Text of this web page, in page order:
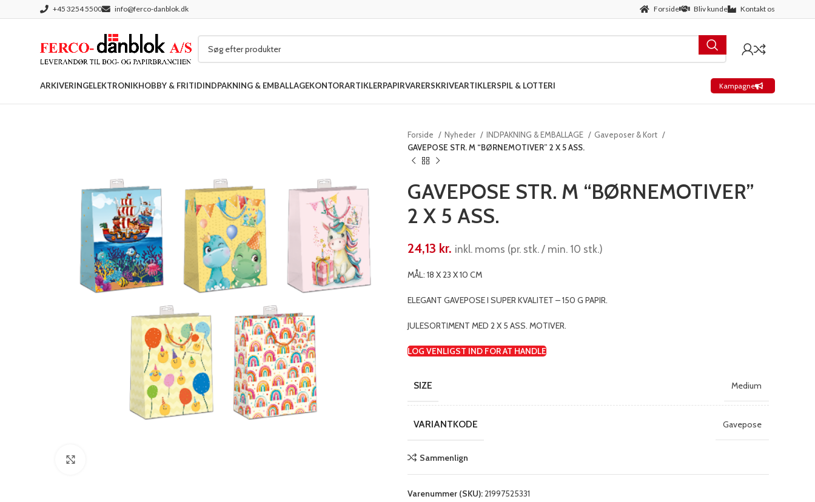
+45 3254 5500 info@ferco-danblok.dk Forside Bliv kunde Kontakt os
ARKIVERINGELEKTRONIKHOBBY & FRITIDINDPAKNING & EMBALLAGEKONTORARTIKLERPAPIRVARERSKRIVEARTIKLERSPIL & LOTTERI Kampagne
Forside Nyheder INDPAKNING & EMBALLAGE
Gaveposer & Kort
GAVEPOSE STR. M “BØRNEMOTIVER” 2 X 5 ASS.
GAVEPOSE STR. M “BØRNEMOTIVER”
2 X 5 ASS.
24,13 kr. inkl. moms (pr. stk. / min. 10 stk.)
MÅL: 18 X 23 X 10 CM
ELEGANT GAVEPOSE I SUPER KVALITET – 150 G PAPIR.
JULESORTIMENT MED 2 X 5 ASS. MOTIVER.
LOG VENLIGST IND FOR AT HANDLE
SIZE Medium
VARIANTKODE Gavepose
Sammenlign
Varenummer (SKU):21997525331